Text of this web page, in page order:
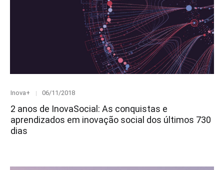
Category
Inova+
Posted
06/11/2018
2 anos de InovaSocial: As conquistas e
aprendizados em inovação social dos últimos 730
dias